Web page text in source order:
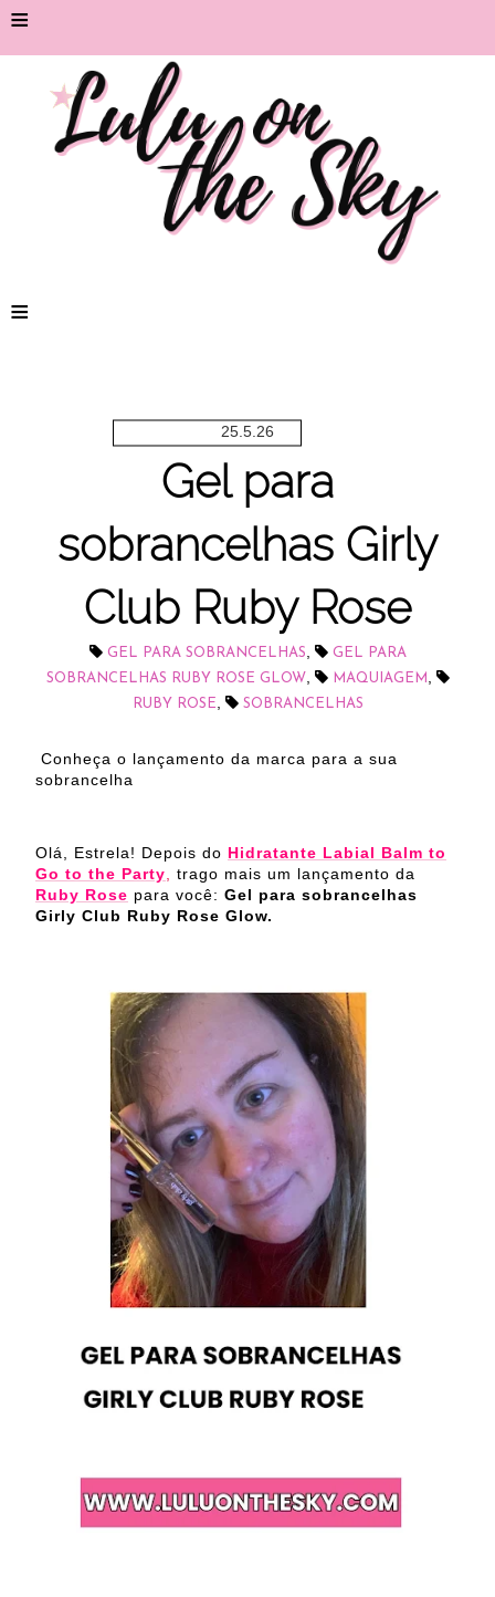
≡
≡
25.5.26
Gel para
sobrancelhas Girly
Club Ruby Rose
GEL PARA SOBRANCELHAS,
GEL PARA
SOBRANCELHAS RUBY ROSE GLOW, MAQUIAGEM ,
RUBY ROSE, SOBRANCELHAS
Conheça o lançamento da marca para a sua
sobrancelha
Olá, Estrela! Depois do Hidratante Labial Balm to
Go to the Party, trago mais um lançamento da
Ruby Rose para você: Gel para sobrancelhas
Girly Club Ruby Rose Glow.